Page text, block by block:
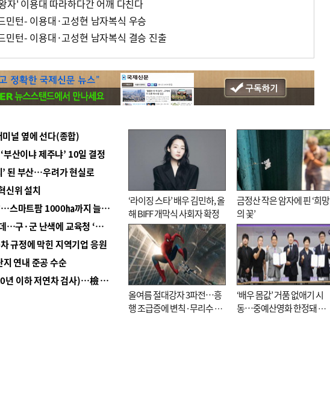
자' 이용대 따라하다간 어깨 다친다
민턴- 이용대·고성현 남자복식 우승
민턴- 이용대·고성현 남자복식 결승 진출
널 옆에 선다(종합)
산이냐 제주냐’ 10일 결정
된 부산…우려가 현실로
신위 설치
■ 경남 농정 비전 ‘잘 사는 농촌’…스마트팜 1000㏊까지 늘린다
■ 교육혁신선도지 공모 코앞인데…구·군 난색에 교육청 ‘쩔쩔’
규정에 막힌 지역기업 응원
연내 준공 수순
■ 검사 신분 버리고 직급하향(10년 이하 저연차 검사)…檢 중수청행 기피
‘라이징 스타’ 배우 김민하, 올
해 BIFF 개막식 사회자 확정
금정산 작은 암자에 핀 ‘희망
의 꽃’
올여름 절대강자 3파전…흥
행 조급증에 변칙·무리수 마
‘배우 몸값’ 거품 없애기 시
동…중예산영화 한정돼 실